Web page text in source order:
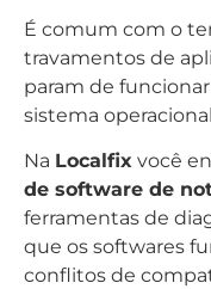
É comum com o
travamentos de
param de
sistema
Na Localfix você
de software de
ferramentas de
que os softwares
conflitos de